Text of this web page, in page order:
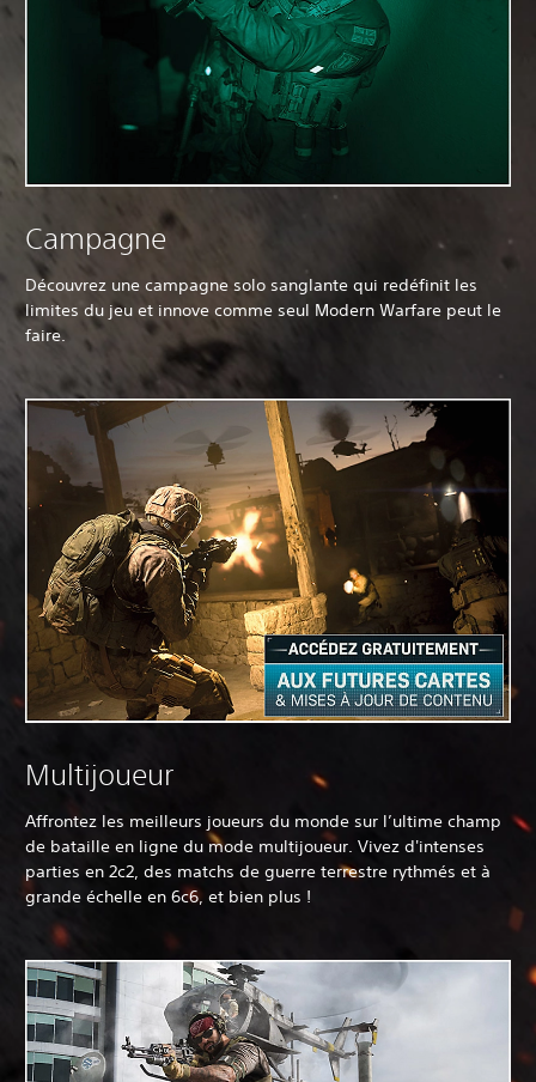
Campagne
Découvrez une campagne solo sanglante qui redéfinit les
limites du jeu et innove comme seul Modern Warfare peut le
faire.
Multijoueur
Affrontez les meilleurs joueurs du monde sur l’ultime champ
de bataille en ligne du mode multijoueur. Vivez d'intenses
parties en 2c2, des matchs de guerre terrestre rythmés et à
grande échelle en 6c6, et bien plus !